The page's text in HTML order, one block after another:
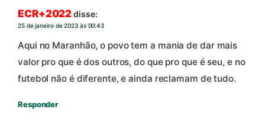
ECR+2022disse:
25 de janeiro de 2023 às 00:43
Aqui no Maranhão, o povo tem a mania de dar mais
valor pro que é dos outros, do que pro que é seu, e no
futebol não é diferente, e ainda reclamam de tudo.
Responder